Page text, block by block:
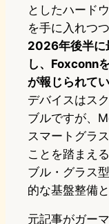
としたハード
を手に入れつ
2026年後半に
し、Foxconn
が報じられてい
デバイスはス
ブルですが、
スマートグラ
ことを踏まえ
ブル・グラス
的な基盤整備
元記事がガー